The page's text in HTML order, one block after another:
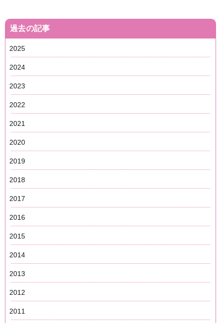
過去の記事
2025
2024
2023
2022
2021
2020
2019
2018
2017
2016
2015
2014
2013
2012
2011